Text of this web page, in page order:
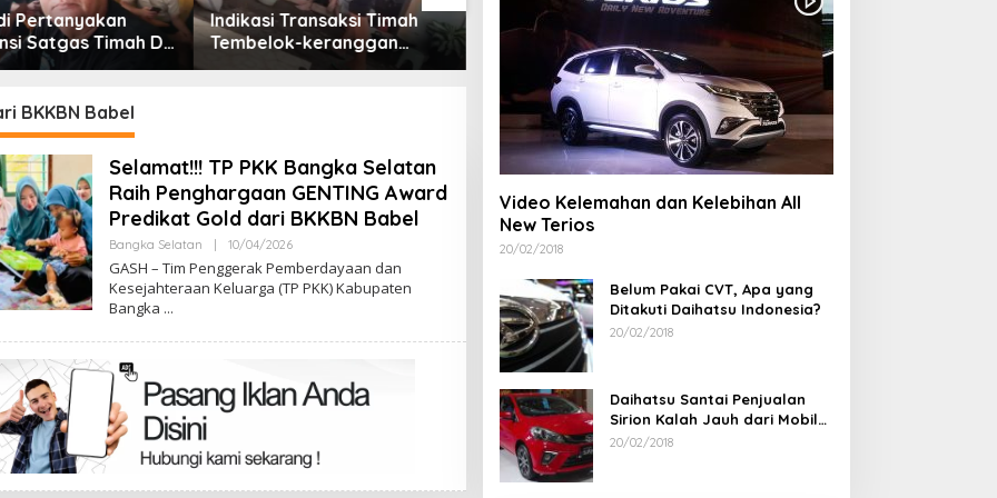
Transaksi Timah
keranggan
di Rumah Coku
Wujud Kepedulian, PT
TIMAH Bantu Tiga Keluarga
Miliki Rumah Layak Huni
BKKBN Babel
Selamat!!! TP PKK Bangka Selatan
Raih Penghargaan GENTING Award
Predikat Gold dari BKKBN Babel
Bangka Selatan 10/04/2026Oleh
GASH – Tim Penggerak Pemberdayaan dan
Kesejahteraan Keluarga (TP PKK) Kabupaten
Bangka
Video Kelemahan dan Kelebihan All
New Terios
20/02/2018
Belum Pakai CVT, Apa yang
Ditakuti Daihatsu Indonesia?
20/02/2018
Daihatsu Santai Penjualan
Sirion Kalah Jauh dari Mobil
LCGC
20/02/2018